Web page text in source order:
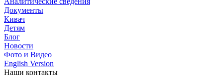
Документы
Кивач
Детям
Блог
Новости
Фото и Видео
English Version
Наши контакты